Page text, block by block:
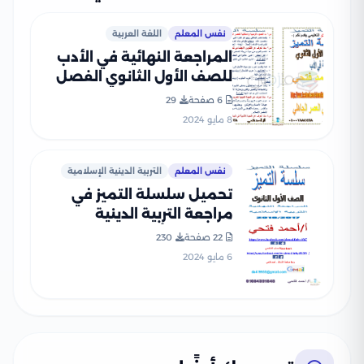
نفس المعلم اللغة العربية
المراجعة النهائية في الأدب
للصف الأول الثانوي الفصل
الدراسي الأول
6 صفحة
29
8 مايو 2024
نفس المعلم التربية الدينية الإسلامية
تحميل سلسلة التميز في
مراجعة التربية الدينية
الإسلامية أولى ثانوي الترم
الثاني
22 صفحة
230
6 مايو 2024